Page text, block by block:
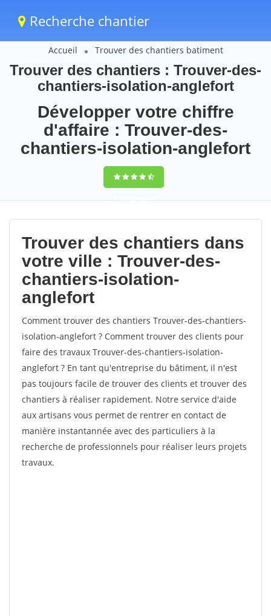
Recherche chantier
Accueil Trouver des chantiers batiment
Trouver des chantiers : Trouver-des-
chantiers-isolation-anglefort
Développer votre chiffre
d'affaire : Trouver-des-
chantiers-isolation-anglefort
9,5(100%)93
votes
Trouver des chantiers dans
votre ville : Trouver-des-
chantiers-isolation-
anglefort
Comment trouver des chantiers Trouver-des-chantiers-
isolation-anglefort ? Comment trouver des clients pour
faire des travaux Trouver-des-chantiers-isolation-
anglefort ? En tant qu'entreprise du bâtiment, il n'est
pas toujours facile de trouver des clients et trouver des
chantiers à réaliser rapidement. Notre service d'aide
aux artisans vous permet de rentrer en contact de
manière instantannée avec des particuliers à la
recherche de professionnels pour réaliser leurs projets
travaux.